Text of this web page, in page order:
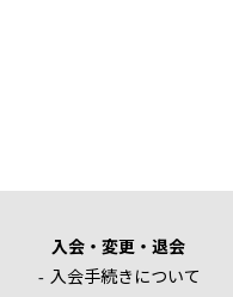
入会・変更・退会
入会手続きについて